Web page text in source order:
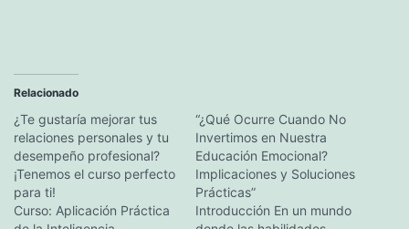
Relacionado
¿Te gustaría mejorar tus
relaciones personales y tu
desempeño profesional?
¡Tenemos el curso perfecto
para ti!
Curso: Aplicación Práctica
“¿Qué Ocurre Cuando No
Invertimos en Nuestra
Educación Emocional?
Implicaciones y Soluciones
Prácticas”
Introducción En un mundo